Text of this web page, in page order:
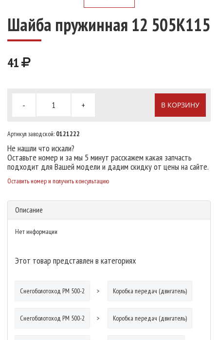
Шайба пружинная 12 505K115
41
- + В КОРЗИНУ
Артикул заводской: 0121222
Не нашли что искали?
Оставьте номер и за мы 5 минут расскажем какая запчасть
подходит для Вашей модели и дадим скидку от цены на сайте.
Оставить номер и получить консультацию
Описание
Нет информации
Этот товар представлен в категориях
Снегоболотоход РМ 500-2 Коробка передач (двигатель)
Снегоболотоход РМ 500-2 Коробка передач (двигатель)